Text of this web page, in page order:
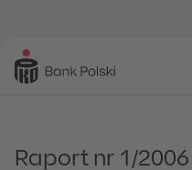
Raport nr 1/2006